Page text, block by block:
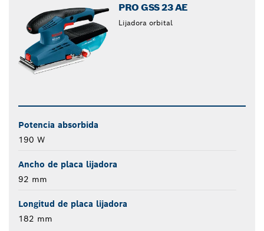
PRO GSS 23 AE
Lijadora orbital
Potencia absorbida
190 W
Ancho de placa lijadora
92 mm
Longitud de placa lijadora
182 mm